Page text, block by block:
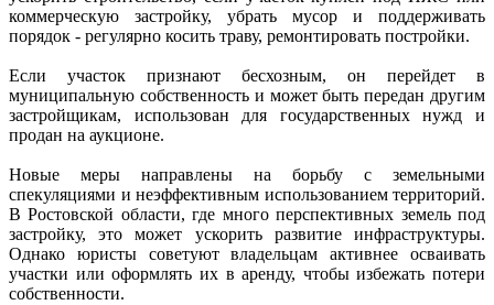
коммерческую застройку, убрать мусор и поддерживать
порядок - регулярно косить траву, ремонтировать постройки.
Если участок признают бесхозным, он перейдет в
муниципальную собственность и может быть передан другим
застройщикам, использован для государственных нужд и
продан на аукционе.
Новые меры направлены на борьбу с земельными
спекуляциями и неэффективным использованием территорий.
В Ростовской области, где много перспективных земель под
застройку, это может ускорить развитие инфраструктуры.
Однако юристы советуют владельцам активнее осваивать
участки или оформлять их в аренду, чтобы избежать потери
собственности.